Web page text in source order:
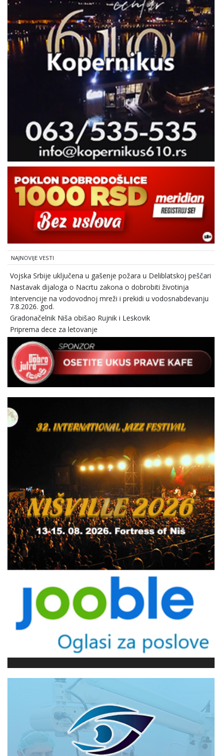
NAJNOVIJE VESTI
Vojska Srbije uključena u gašenje požara u Deliblatskoj peščari
Nastavak dijaloga o Nacrtu zakona o dobrobiti životinja
Intervencije na vodovodnoj mreži i prekidi u vodosnabdevanju
7.8.2026. god.
Gradonačelnik Niša obišao Rujnik i Leskovik
Priprema dece za letovanje